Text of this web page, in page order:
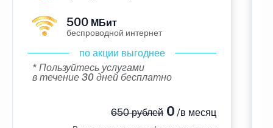
500 МБит
беспроводной интернет
по акции выгоднее
* Пользуйтесь услугами
в течение 30 дней бесплатно
650 рублей0 /в месяц